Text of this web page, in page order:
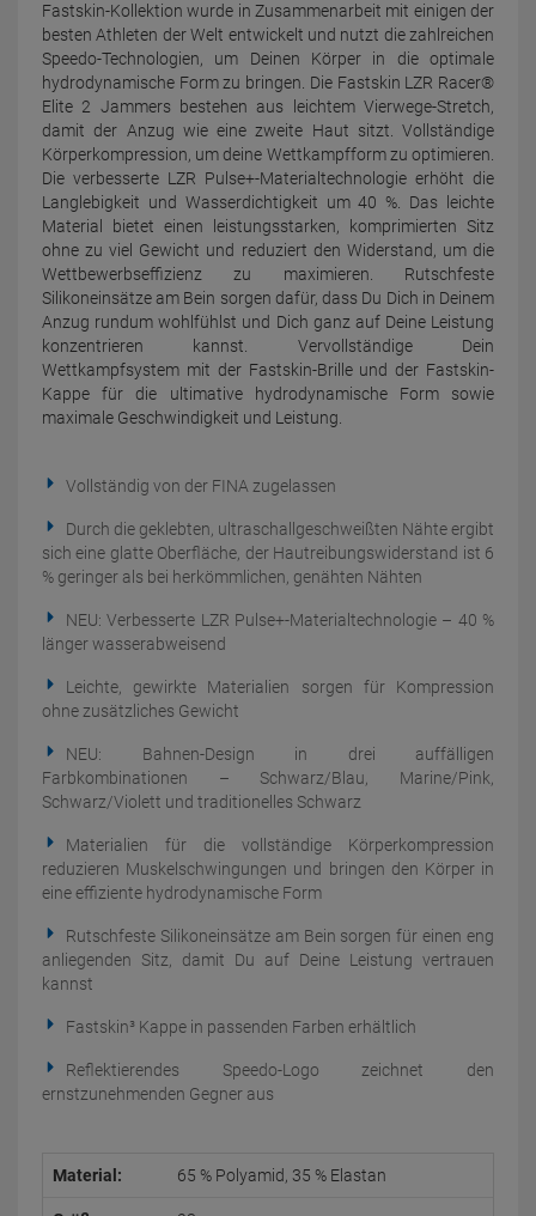
Fastskin-Kollektion wurde in Zusammenarbeit mit einigen der
besten Athleten der Welt entwickelt und nutzt die zahlreichen
Speedo-Technologien, um Deinen Körper in die optimale
hydrodynamische Form zu bringen. Die Fastskin LZR Racer®
Elite 2 Jammers bestehen aus leichtem Vierwege-Stretch,
damit der Anzug wie eine zweite Haut sitzt. Vollständige
Körperkompression, um deine Wettkampfform zu optimieren.
Die verbesserte LZR Pulse+-Materialtechnologie erhöht die
Langlebigkeit und Wasserdichtigkeit um 40 %. Das leichte
Material bietet einen leistungsstarken, komprimierten Sitz
ohne zu viel Gewicht und reduziert den Widerstand, um die
Wettbewerbseffizienz zu maximieren. Rutschfeste
Silikoneinsätze am Bein sorgen dafür, dass Du Dich in Deinem
Anzug rundum wohlfühlst und Dich ganz auf Deine Leistung
konzentrieren kannst. Vervollständige Dein
Wettkampfsystem mit der Fastskin-Brille und der Fastskin-
Kappe für die ultimative hydrodynamische Form sowie
maximale Geschwindigkeit und Leistung.
Vollständig von der FINA zugelassen
Durch die geklebten, ultraschallgeschweißten Nähte ergibt
sich eine glatte Oberfläche, der Hautreibungswiderstand ist 6
% geringer als bei herkömmlichen, genähten Nähten
NEU: Verbesserte LZR Pulse+-Materialtechnologie – 40 %
länger wasserabweisend
Leichte, gewirkte Materialien sorgen für Kompression
ohne zusätzliches Gewicht
NEU: Bahnen-Design in drei auffälligen
Farbkombinationen – Schwarz/Blau, Marine/Pink,
Schwarz/Violett und traditionelles Schwarz
Materialien für die vollständige Körperkompression
reduzieren Muskelschwingungen und bringen den Körper in
eine effiziente hydrodynamische Form
Rutschfeste Silikoneinsätze am Bein sorgen für einen eng
anliegenden Sitz, damit Du auf Deine Leistung vertrauen
kannst
Fastskin³ Kappe in passenden Farben erhältlich
Reflektierendes Speedo-Logo zeichnet den
ernstzunehmenden Gegner aus
Material: 65 % Polyamid, 35 % Elastan